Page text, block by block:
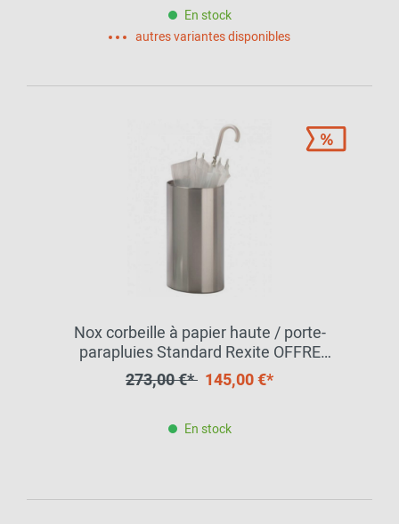
En stock
autres variantes disponibles
Nox corbeille à papier haute / porte-
parapluies Standard Rexite OFFRE
SPECIALE
273,00 €* 145,00 €*
En stock